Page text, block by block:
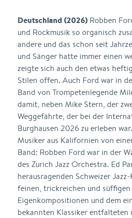
Deutschland (2026) Robben
und Rockmusik so organisch
andere und das schon seit
und Sänger hatte immer einen
zeigte sich auch den etwas
Stilen offen. Auch Ford war in
Band von Trompetenlegende
damit, neben Mike Stern, der
Weggefährte, der bei der
Burghausen 2026 zu erleben
Musiker aus Kalifornien von
Band: Robben Ford war in der
des Zurich Jazz Orchestra. Ed
herausragenden Schweizer
feinen, trickreichen und
Eigenkompositionen und dem
bekannten Klassiker entfalteten